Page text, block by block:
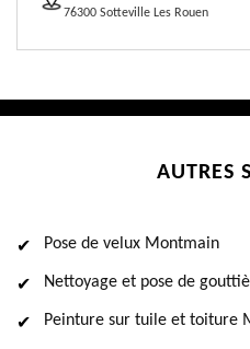
76300 Sotteville Les Rouen
AUTRES
Pose de velux Montmain
Nettoyage et pose de
Peinture sur tuile et toiture